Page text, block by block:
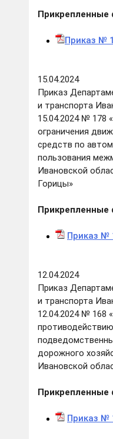
Прикрепленные
Приказ №
15.04.2024
Приказ
и транспорта
15.04.2024 № 178
ограничения
средств по
пользования
Ивановской
Горицы»
Прикрепленные
Приказ №
12.04.2024
Приказ
и транспорта
12.04.2024 № 168
дорожного
Ивановской
Прикрепленные
Приказ №